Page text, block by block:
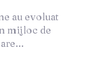
au evoluat
mijloc de